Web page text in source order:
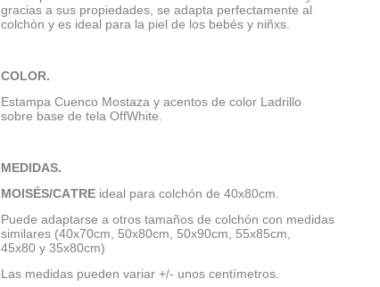
gracias a sus propiedades, se adapta perfectamente al
colchón y es ideal para la piel de los bebés y niñxs.
COLOR.
Estampa Cuenco Mostaza y acentos de color Ladrillo
sobre base de telaOffWhite
MEDIDAS.
MOISÉS/CATRE ideal para colchón de 40x80cm.
Puede adaptarse a otros tamaños de colchón con medidas
similares (40x70cm, 50x80cm, 50x90cm, 55x85cm,
45x80 y 35x80cm)
Las medidas pueden variar +/- unos centímetros.